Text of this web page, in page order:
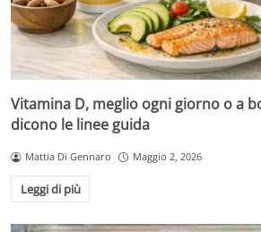
Vitamina D, meglio ogni giorno o a
dicono le linee guida
Mattia Di Gennaro Maggio 2, 2026
Leggi di più